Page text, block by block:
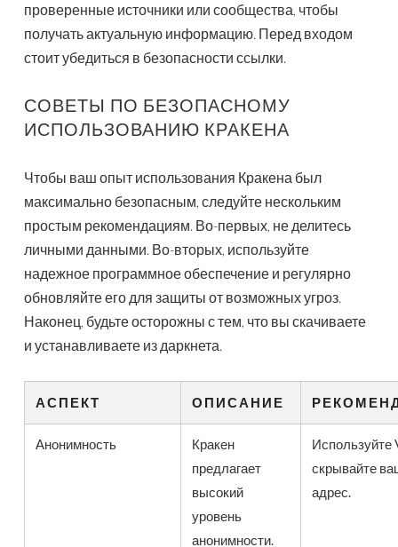
проверенные источники или сообщества, чтобы
получать актуальную информацию. Перед входом
стоит убедиться в безопасности ссылки.
СОВЕТЫ ПО БЕЗОПАСНОМУ
ИСПОЛЬЗОВАНИЮ КРАКЕНА
Чтобы ваш опыт использования Кракена был
максимально безопасным, следуйте нескольким
простым рекомендациям. Во-первых, не делитесь
личными данными. Во-вторых, используйте
надежное программное обеспечение и регулярно
обновляйте его для защиты от возможных угроз.
Наконец, будьте осторожны с тем, что вы скачиваете
и устанавливаете из даркнета.
АСПЕКТ ОПИСАНИЕ
Анонимность
Кракен
предлагает
высокий
уровень
анонимности.
Используйте
скрывайте
адрес.